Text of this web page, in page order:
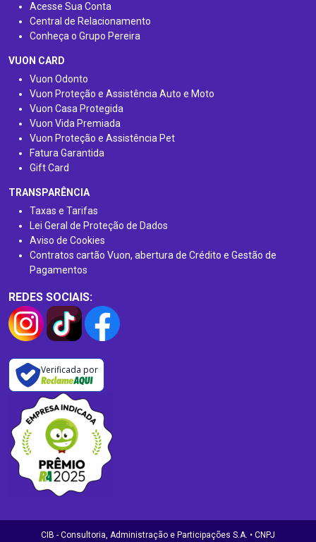
Acesse Sua Conta
Central de Relacionamento
Conheça o Grupo Pereira
VUON CARD
Vuon Odonto
Vuon Proteção e Assistência Auto e Moto
Vuon Casa Protegida
Vuon Vida Premiada
Vuon Proteção e Assistência Pet
Fatura Garantida
Gift Card
TRANSPARÊNCIA
Taxas e Tarifas
Lei Geral de Proteção de Dados
Aviso de Cookies
Contratos cartão Vuon, abertura de Crédito e Gestão de
Pagamentos
REDES SOCIAIS:
Verificada por
CIB - Consultoria, Administração e Participações S.A. • CNPJ